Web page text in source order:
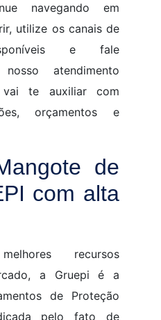
navegando em
utilize os canais de
e fale
atendimento
vai te auxiliar com
orçamentos e
de
com alta
recursos
a Gruepi é a
de Proteção
pelo fato de